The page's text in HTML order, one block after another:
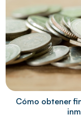
Cómo obtener